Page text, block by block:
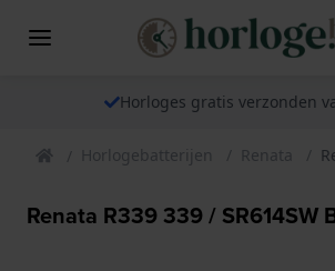
Horloges gratis verzonden
Horlogebatterijen Renata
Renata R339 339 / SR614SW